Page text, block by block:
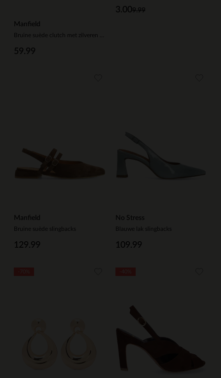
Manfield
59.99
9.99
3.00
Manfield
Bruine suède slingbacks
129.99
No Stress
Blauwe lak slingbacks
109.99